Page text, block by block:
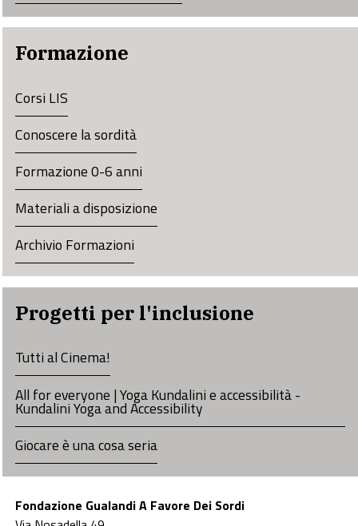
Formazione
Corsi LIS
Conoscere la sordità
Formazione 0-6 anni
Materiali a disposizione
Archivio Formazioni
Progetti per l'inclusione
Tutti al Cinema!
All for everyone | Yoga Kundalini e accessibilità -
Kundalini Yoga and Accessibility
Giocare è una cosa seria
Fondazione Gualandi A Favore Dei Sordi